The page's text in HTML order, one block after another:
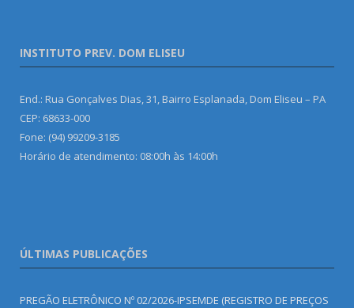
INSTITUTO PREV. DOM ELISEU
End.: Rua Gonçalves Dias, 31, Bairro Esplanada, Dom Eliseu – PA
CEP: 68633-000
Fone: (94) 99209-3185
Horário de atendimento: 08:00h às 14:00h
ÚLTIMAS PUBLICAÇÕES
PREGÃO ELETRÔNICO Nº 02/2026-IPSEMDE (REGISTRO DE PREÇOS